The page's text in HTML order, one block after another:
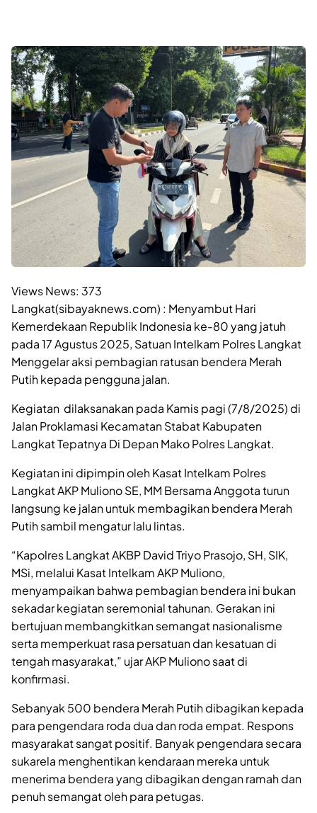
Views News: 373
Langkat(sibayaknews.com) : Menyambut Hari
Kemerdekaan Republik Indonesia ke-80 yang jatuh
pada 17 Agustus 2025, Satuan Intelkam Polres Langkat
Menggelar aksi pembagian ratusan bendera Merah
Putih kepada pengguna jalan.
Kegiatan dilaksanakan pada Kamis pagi (7/8/2025) di
Jalan Proklamasi Kecamatan Stabat Kabupaten
Langkat Tepatnya Di Depan Mako Polres Langkat.
Kegiatan ini dipimpin oleh Kasat Intelkam Polres
Langkat AKP Muliono SE, MM Bersama Anggota turun
langsung ke jalan untuk membagikan bendera Merah
Putih sambil mengatur lalu lintas.
“Kapolres Langkat AKBP David Triyo Prasojo, SH, SIK,
MSi, melalui Kasat Intelkam AKP Muliono,
menyampaikan bahwa pembagian bendera ini bukan
sekadar kegiatan seremonial tahunan. Gerakan ini
bertujuan membangkitkan semangat nasionalisme
serta memperkuat rasa persatuan dan kesatuan di
tengah masyarakat,” ujar AKP Muliono saat di
konfirmasi.
Sebanyak 500 bendera Merah Putih dibagikan kepada
para pengendara roda dua dan roda empat. Respons
masyarakat sangat positif. Banyak pengendara secara
sukarela menghentikan kendaraan mereka untuk
menerima bendera yang dibagikan dengan ramah dan
penuh semangat oleh para petugas.